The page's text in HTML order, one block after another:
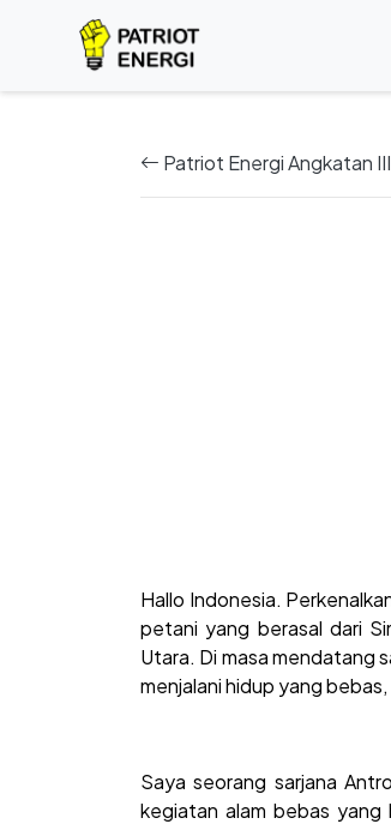
Patriot Energi Angkatan
Hallo Indonesia.
petani yang berasal dari
Utara. Di masa mendatang
menjalani hidup yang
Saya seorang sarjana
kegiatan alam bebas yang